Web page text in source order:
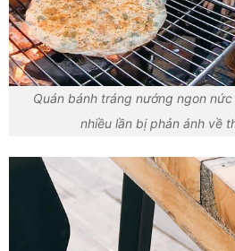
Quán bánh tráng nướng ngon
nhiều lần bị phản ánh về